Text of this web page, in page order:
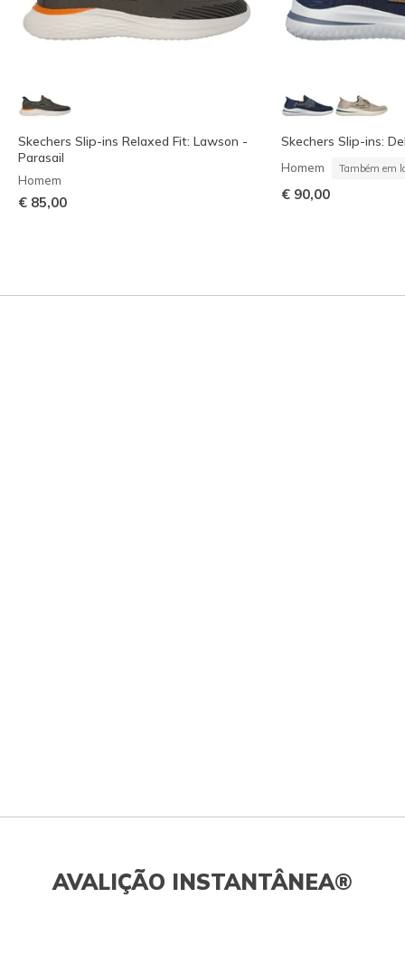
Skechers Slip-ins Relaxed Fit: Lawson -
Parasail
Homem
€ 85,00
Skechers Slip-ins:
Homem Também em
€ 90,00
AVALIÇÃO INSTANTÂNEA®